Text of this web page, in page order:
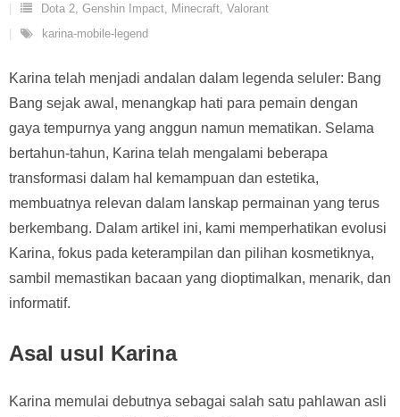
Dota 2, Genshin Impact, Minecraft, Valorant
karina-mobile-legend
Karina telah menjadi andalan dalam legenda seluler: Bang
Bang sejak awal, menangkap hati para pemain dengan
gaya tempurnya yang anggun namun mematikan. Selama
bertahun-tahun, Karina telah mengalami beberapa
transformasi dalam hal kemampuan dan estetika,
membuatnya relevan dalam lanskap permainan yang terus
berkembang. Dalam artikel ini, kami memperhatikan evolusi
Karina, fokus pada keterampilan dan pilihan kosmetiknya,
sambil memastikan bacaan yang dioptimalkan, menarik, dan
informatif.
Asal usul Karina
Karina memulai debutnya sebagai salah satu pahlawan asli